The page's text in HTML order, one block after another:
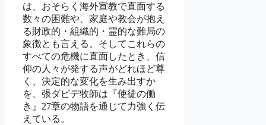
は、おそらく海外宣教で直面する
数々の困難や、家庭や教会が抱え
る財政的・組織的・霊的な難局の
象徴とも言える。そしてこれらの
すべての危機に直面したとき、信
仰の人々が発する声がどれほど尊
く、決定的な変化を生み出すか
を、張ダビデ牧師は『使徒の働
き』27章の物語を通じて力強く伝
えている。